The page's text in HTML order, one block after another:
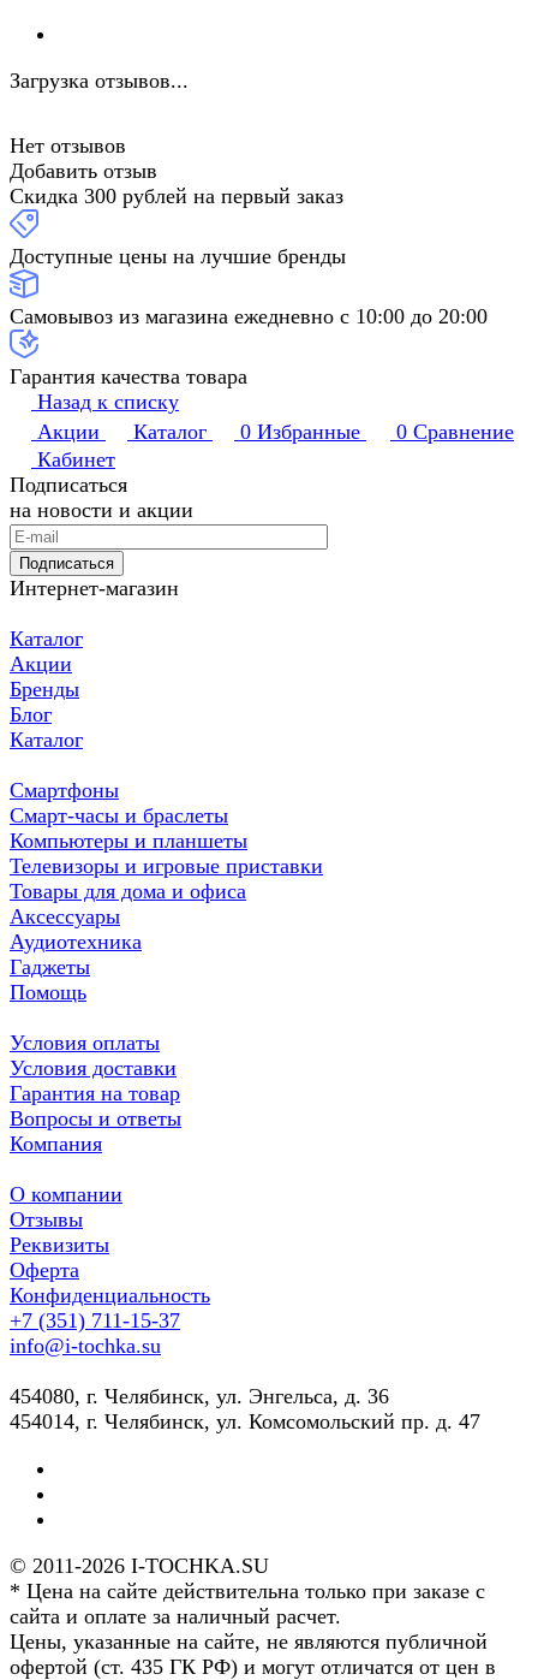
Загрузка отзывов...
Нет отзывов
Добавить отзыв
Скидка 300 рублей на первый заказ
Доступные цены на лучшие бренды
Самовывоз из магазина ежедневно с 10:00 до 20:00
Гарантия качества товара
Назад к списку
Акции
Каталог 0 Избранные 0 Сравнение
Кабинет
Подписаться
на новости и акции
Подписаться
Интернет-магазин
Каталог
Акции
Бренды
Блог
Каталог
Смартфоны
Смарт-часы и браслеты
Компьютеры и планшеты
Телевизоры и игровые приставки
Товары для дома и офиса
Аксессуары
Аудиотехника
Гаджеты
Помощь
Условия оплаты
Условия доставки
Гарантия на товар
Вопросы и ответы
Компания
О компании
Отзывы
Реквизиты
Оферта
Конфиденциальность
+7 (351) 711-15-37
info@i-tochka.su
​454080, г. Челябинск, ул. Энгельса, д. 36
454014, г. Челябинск, ул. Комсомольский пр. д. 47
© 2011-2026 I-TOCHKA.SU
* Цена на сайте действительна только при заказе с
сайта и оплате за наличный расчет.
Цены, указанные на сайте, не являются публичной
офертой (ст. 435 ГК РФ) и могут отличатся от цен в